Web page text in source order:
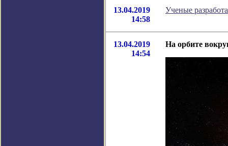
13.04.2019
14:58
Ученые
13.04.2019
14:54
На орбите